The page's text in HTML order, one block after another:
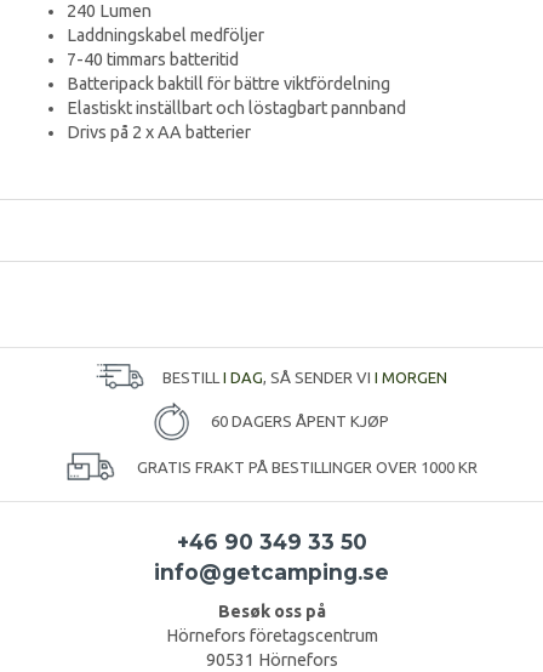
240 Lumen
Laddningskabel medföljer
7-40 timmars batteritid
Batteripack baktill för bättre viktfördelning
Elastiskt inställbart och löstagbart pannband
Drivs på 2 x AA batterier
BESTILL I DAG , SÅ SENDER VI I MORGEN
60 DAGERS ÅPENT KJØP
GRATIS FRAKT PÅ BESTILLINGER OVER 1000 KR
+46 90 349 33 50
info@getcamping.se
Besøk oss på
Hörnefors företagscentrum
90531 Hörnefors